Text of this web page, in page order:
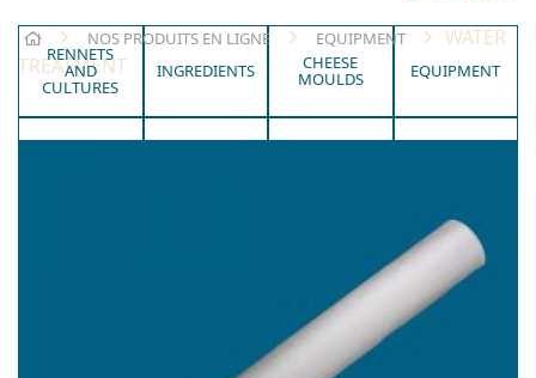
RENNETS
AND
CULTURES
INGREDIENTS CHEESE
MOULDS EQUIPMENT
HYGIENE
HOME NOS PRODUITS EN LIGNE EQUIPMENT
WATER
TREATMENT